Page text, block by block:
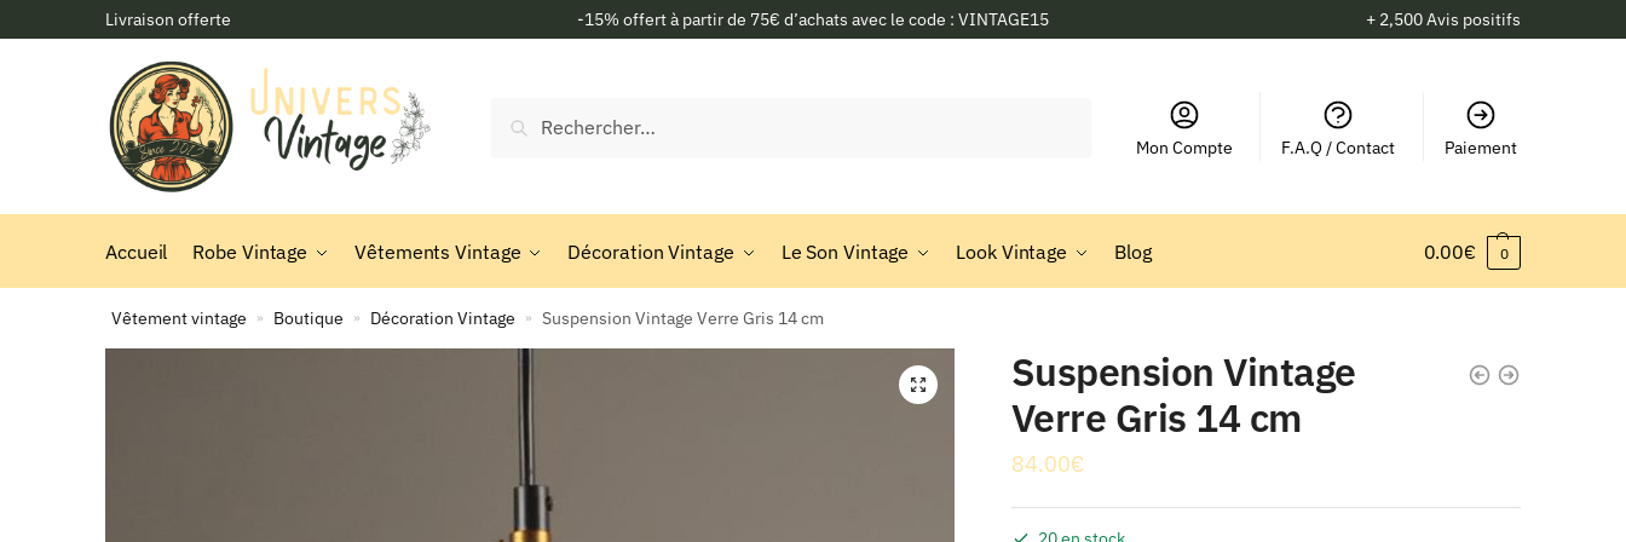
to
to
Livraison offerte -15% offert à partir de 75€ d’achats avec le code : VINTAGE15 + 2,500 Avis positifs
Mon Compte F.A.Q / Contact Paiement
Accueil Robe Vintage Vêtements Vintage Décoration Vintage Le Son Vintage Look Vintage Blog 0.00€ 0
Vêtement vintage » Boutique » Décoration Vintage » Suspension Vintage Verre Gris 14 cm
🔍
Suspension Vintage
Verre Gris 14 cm
84.00€